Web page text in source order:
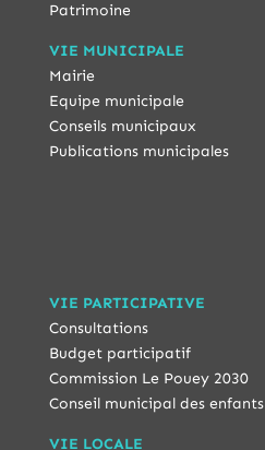
Patrimoine
VIE MUNICIPALE
Mairie
Equipe municipale
Conseils municipaux
Publications municipales
VIE PARTICIPATIVE
Consultations
Budget participatif
Commission Le Pouey 2030
Conseil municipal des enfants
VIE LOCALE